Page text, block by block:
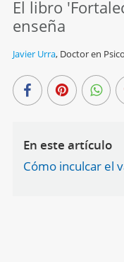
El libro
enseña
Javier Urra, Doctor en
En este artículo
Cómo inculcar el